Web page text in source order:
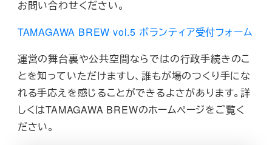
お問い合わせください。
TAMAGAWA BREW vol.5 ボランティア受付フォーム
運営の舞台裏や公共空間ならではの行政手続きのこ
とを知っていただけますし、誰もが場のつくり手にな
れる手応えを感じることができるよさがあります。詳
しくはTAMAGAWA BREWのホームページをご覧く
ださい。